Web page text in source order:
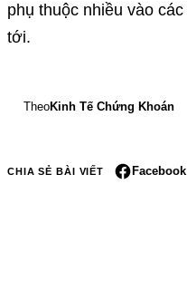
phụ thuộc nhiều vào
tới.
TheoKinh Tế Chứng Khoán
CHIA SẺ BÀI VIẾT Facebook